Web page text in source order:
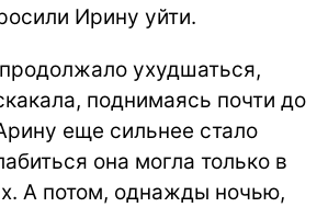
Ирину уйти.
ухудшаться,
поднимаясь почти до
еще сильнее стало
она могла только в
А потом, однажды ночью,